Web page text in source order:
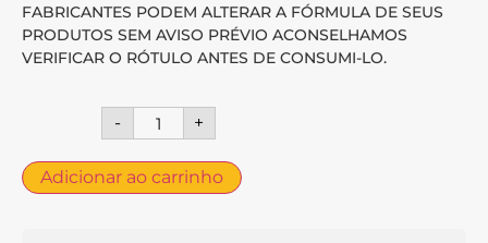
FABRICANTES PODEM ALTERAR A FÓRMULA DE SEUS
PRODUTOS SEM AVISO PRÉVIO ACONSELHAMOS
VERIFICAR O RÓTULO ANTES DE CONSUMI-LO.
- +
Adicionar ao carrinho